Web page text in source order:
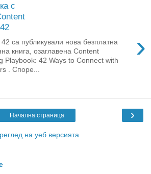
с
›
са публикували нова безплатна
книга, озаглавена Content
Playbook: 42 Ways to Connect with
. Споре...
›
Начална страница
на уеб версията